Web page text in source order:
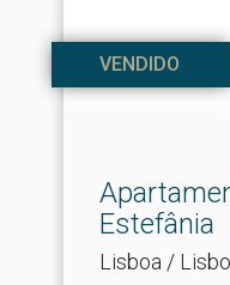
VENDIDO
Estefânia
Lisboa /